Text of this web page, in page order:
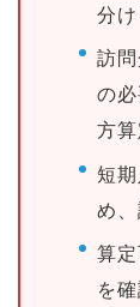
分け
訪
の
方
短
め
算
を